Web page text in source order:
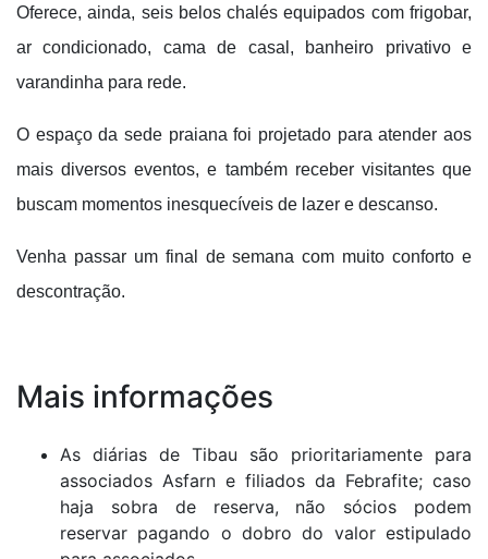
Oferece, ainda, seis belos chalés equipados com frigobar,
ar condicionado, cama de casal, banheiro privativo e
varandinha para rede.
O espaço da sede praiana foi projetado para atender aos
mais diversos eventos, e também receber visitantes que
buscam momentos inesquecíveis de lazer e descanso.
Venha passar um final de semana com muito conforto e
descontração.
Mais informações
As diárias de Tibau são prioritariamente para
associados Asfarn e filiados da Febrafite; caso
haja sobra de reserva, não sócios podem
reservar pagando o dobro do valor estipulado